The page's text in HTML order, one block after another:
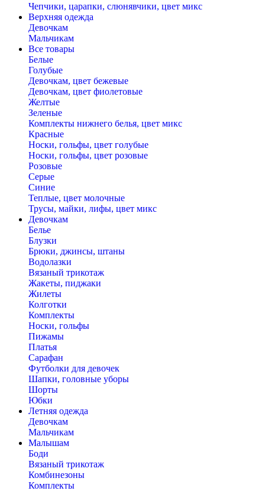
Чепчики, царапки, слюнявчики, цвет микс
Верхняя одежда
Девочкам
Мальчикам
Все товары
Белые
Голубые
Девочкам, цвет бежевые
Девочкам, цвет фиолетовые
Желтые
Зеленые
Комплекты нижнего белья, цвет микс
Красные
Носки, гольфы, цвет голубые
Носки, гольфы, цвет розовые
Розовые
Серые
Синие
Теплые, цвет молочные
Трусы, майки, лифы, цвет микс
Девочкам
Белье
Блузки
Брюки, джинсы, штаны
Водолазки
Вязаный трикотаж
Жакеты, пиджаки
Жилеты
Колготки
Комплекты
Носки, гольфы
Пижамы
Платья
Сарафан
Футболки для девочек
Шапки, головные уборы
Шорты
Юбки
Летняя одежда
Девочкам
Мальчикам
Малышам
Боди
Вязаный трикотаж
Комбинезоны
Комплекты